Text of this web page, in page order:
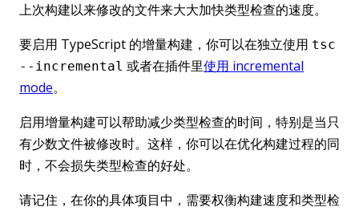
上次构建以来修改的文件来大大加快类型检查的速度。
要启用 TypeScript 的增量构建，你可以在独立使用 tsc
--incremental 或者在插件里使用 incremental
mode。
启用增量构建可以帮助减少类型检查的时间，特别是当只
有少数文件被修改时。这样，你可以在优化构建过程的同
时，不会损失类型检查的好处。
请记住，在你的具体项目中，需要权衡构建速度和类型检